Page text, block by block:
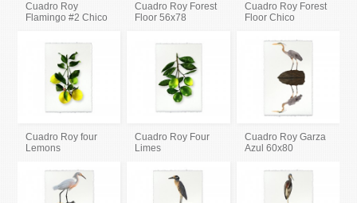
Cuadro Roy
Flamingo #2 Chico
Cuadro Roy Forest
Floor 56x78
Cuadro Roy Forest
Floor Chico
Cuadro Roy four
Lemons
Cuadro Roy Four
Limes
Cuadro Roy Garza
Azul 60x80